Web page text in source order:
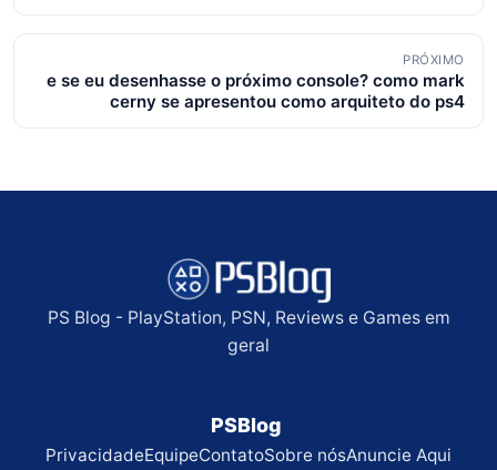
posts
PRÓXIMO
e se eu desenhasse o próximo console? como mark
cerny se apresentou como arquiteto do ps4
PS Blog - PlayStation, PSN, Reviews e Games em
geral
PSBlog
PrivacidadeEquipeContatoSobre nósAnuncie Aqui